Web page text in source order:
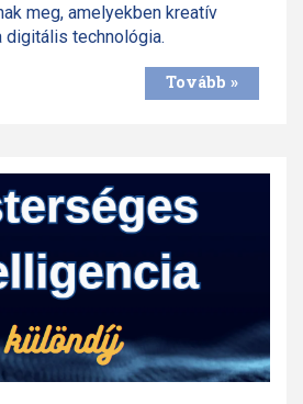
meg, amelyekben kreatív
digitális technológia.
Tovább »